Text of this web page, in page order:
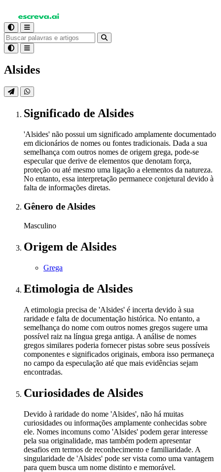
Alsides
Significado de Alsides
'Alsides' não possui um significado amplamente documentado
em dicionários de nomes ou fontes tradicionais. Dada a sua
semelhança com outros nomes de origem grega, pode-se
especular que derive de elementos que denotam força,
proteção ou até mesmo uma ligação a elementos da natureza.
No entanto, essa interpretação permanece conjetural devido à
falta de informações diretas.
Gênero de Alsides
Masculino
Origem de Alsides
Grega
Etimologia de Alsides
A etimologia precisa de 'Alsides' é incerta devido à sua
raridade e falta de documentação histórica. No entanto, a
semelhança do nome com outros nomes gregos sugere uma
possível raiz na língua grega antiga. A análise de nomes
gregos similares poderia fornecer pistas sobre seus possíveis
componentes e significados originais, embora isso permaneça
no campo da especulação até que mais evidências sejam
encontradas.
Curiosidades de Alsides
Devido à raridade do nome 'Alsides', não há muitas
curiosidades ou informações amplamente conhecidas sobre
ele. Nomes incomuns como 'Alsides' podem gerar interesse
pela sua originalidade, mas também podem apresentar
desafios em termos de reconhecimento e familiaridade. A
singularidade de 'Alsides' pode ser vista como uma vantagem
para quem busca um nome distinto e memorável.